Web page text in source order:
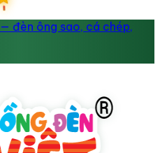
đèn ông sao, cá chép,